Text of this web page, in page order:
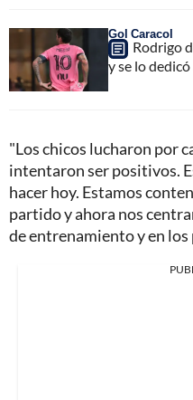
Gol Caracol
Rodrigo
y se lo
"Los chicos lucharon por
intentaron ser positivos.
hacer hoy. Estamos
partido y ahora nos
de entrenamiento y en